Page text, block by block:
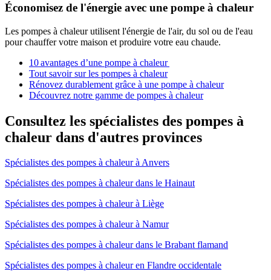
Économisez de l'énergie avec une pompe à chaleur
Les pompes à chaleur utilisent l'énergie de l'air, du sol ou de l'eau
pour chauffer votre maison et produire votre eau chaude.
10 avantages d’une pompe à chaleur
Tout savoir sur les pompes à chaleur
Rénovez durablement grâce à une pompe à chaleur
Découvrez notre gamme de pompes à chaleur
Consultez les spécialistes des pompes à
chaleur dans d'autres provinces
Spécialistes des pompes à chaleur à Anvers
Spécialistes des pompes à chaleur dans le Hainaut
Spécialistes des pompes à chaleur à Liège
Spécialistes des pompes à chaleur à Namur
Spécialistes des pompes à chaleur dans le Brabant flamand
Spécialistes des pompes à chaleur en Flandre occidentale